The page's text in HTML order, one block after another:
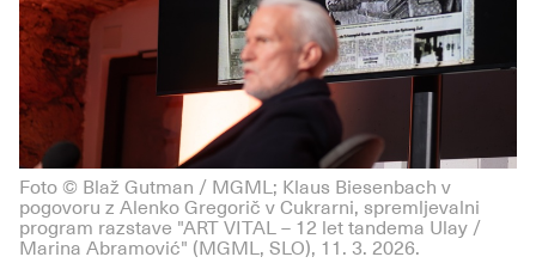
Foto © Blaž Gutman / MGML; Klaus Biesenbach v
pogovoru z Alenko Gregorič v Cukrarni, spremljevalni
program razstave "ART VITAL – 12 let tandema Ulay /
Marina Abramović" (MGML, SLO), 11. 3. 2026.